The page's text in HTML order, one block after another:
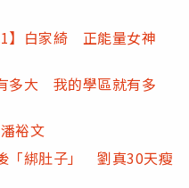
1】白家綺 正能量女神
多大 我的學區就有多
裕文
「綁肚子」 劉真30天瘦